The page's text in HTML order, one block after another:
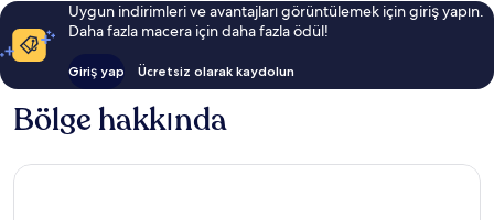
Uygun indirimleri ve avantajları görüntülemek için giriş yapın.
Daha fazla macera için daha fazla ödül!
Giriş yap Ücretsiz olarak kaydolun
Bölge hakkında